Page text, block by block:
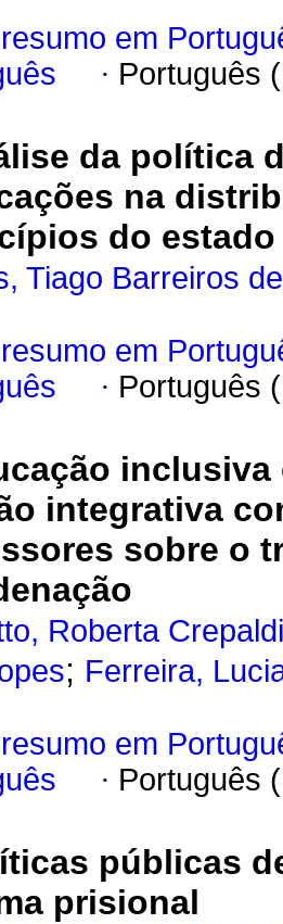
resumo em
· Português
da política
na
do estado
Tiago Barreiros de
resumo em
· Português
inclusiva
integrativa
sobre o
Roberta Crepaldi
; Ferreira,
resumo em
· Português
públicas
prisional